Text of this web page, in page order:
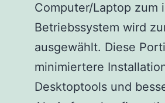
Computer/Laptop zum
Betriebssystem wird
ausgewählt. Diese
minimiertere
Desktoptools und